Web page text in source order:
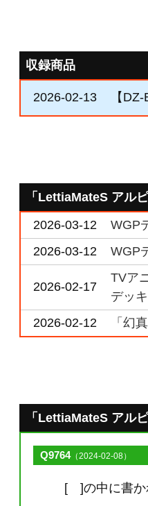
収録商品
2026-02-13 【
「LettiaMateS アル
2026-03-12
WGP
2026-03-12
WGP
2026-02-17
TVア
デッキ
2026-02-12
「幻
「LettiaMateS アル
Q9764（2024-02-08）
[ ]の中に書か